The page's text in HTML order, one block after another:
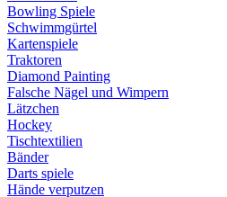
Bowling Spiele
Schwimmgürtel
Kartenspiele
Traktoren
Diamond Painting
Falsche Nägel und Wimpern
Lätzchen
Hockey
Tischtextilien
Bänder
Darts spiele
Hände verputzen